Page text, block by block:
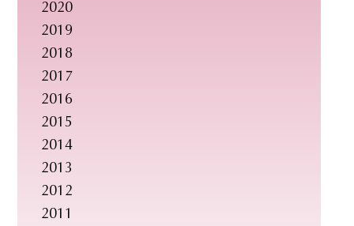
2020
2019
2018
2017
2016
2015
2014
2013
2012
2011